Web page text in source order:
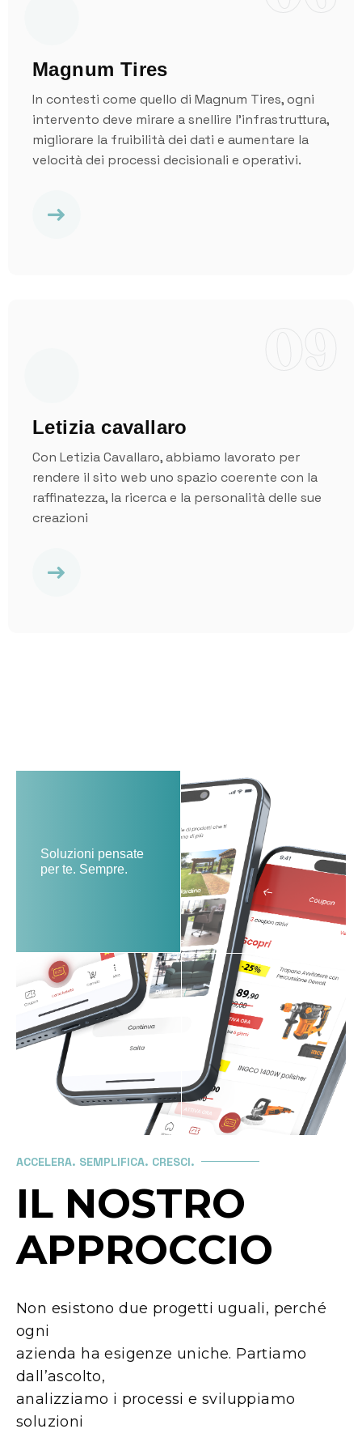
Magnum Tires
In contesti come quello di Magnum Tires, ogni
intervento deve mirare a snellire l’infrastruttura,
migliorare la fruibilità dei dati e aumentare la
velocità dei processi decisionali e operativi.
Letizia cavallaro
Con Letizia Cavallaro, abbiamo lavorato per
rendere il sito web uno spazio coerente con la
raffinatezza, la ricerca e la personalità delle sue
creazioni
Soluzioni pensate
per te. Sempre.
ACCELERA. SEMPLIFICA. CRESCI.
IL NOSTRO
APPROCCIO
Non esistono due progetti uguali, perché
ogni
azienda ha esigenze uniche. Partiamo
dall’ascolto,
analizziamo i processi e sviluppiamo
soluzioni